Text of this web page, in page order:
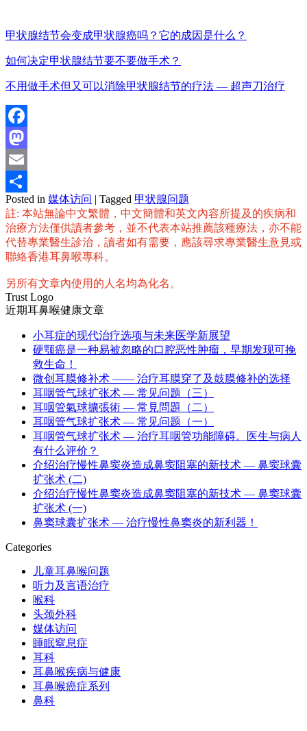
甲状腺结节会变成甲状腺癌吗？它的成因是什么？
如何决定甲状腺结节要不要做手术？
不用做手术但又可以消除甲状腺结节的疗法 — 超声刀治疗
Facebook
Mastodon
Email
分
享
Posted in 媒体访问 | Tagged 甲状腺问题
註: 本站無論中文繁體，中文簡體和英文內容所提及的疾病和
治療方法僅供讀者參考，並不代表本站推薦該種療法，亦不能
代替專業醫生診治，讀者如有需要，應該尋求專業醫生意見或
聯絡香港耳鼻喉專科。
另所有文章內使用的人名均為化名。
Trust Logo
近期耳鼻喉健康文章
小耳症的现代治疗选项与未来医学新展望
硬颚癌是一种易被忽略的口腔恶性肿瘤，早期发现可挽
救生命！
微创耳膜修补术 —— 治疗耳膜穿了及鼓膜修补的选择
耳咽管气球扩张术 — 常见问题（三）
耳咽管氣球擴張術 — 常見問題（二）
耳咽管气球扩张术 — 常见问题（一）
耳咽管气球扩张术 — 治疗耳咽管功能障碍。医生与病人
有什么评价？
介绍治疗慢性鼻窦炎造成鼻窦阻塞的新技术 — 鼻窦球囊
扩张术 (二)
介绍治疗慢性鼻窦炎造成鼻窦阻塞的新技术 — 鼻窦球囊
扩张术 (一)
鼻窦球囊扩张术 — 治疗慢性鼻窦炎的新利器！
Categories
儿童耳鼻喉问题
听力及言语治疗
喉科
头颈外科
媒体访问
睡眠窒息症
耳科
耳鼻喉疾病与健康
耳鼻喉癌症系列
鼻科